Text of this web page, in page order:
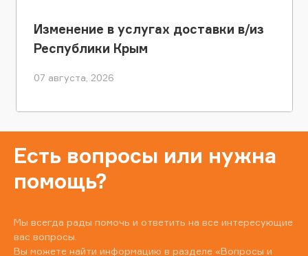
Изменение в услугах доставки в/из
Республики Крым
07 августа, 2026
Есть вопросы или нужна
помощь?
Мы всегда рады помочь и ответить на все интересующие
вас вопросы.
Вы можете найти информацию в разделе «Вопросы и